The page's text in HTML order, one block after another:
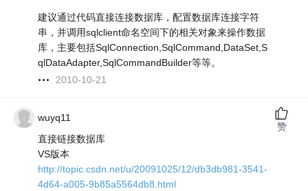
建议通过代码直接连接数据库，配置数据库连接字符
串，并调用sqlclient命名空间下的相关对象来操作数据
库，主要包括SqlConnection,SqlCommand,DataSet,S
qlDataAdapter,SqlCommandBuilder等等。
2010-10-21
wuyq11
直接链接数据库
VS版本
http://topic.csdn.net/u/20091025/12/db3db981-3541-
4d64-a005-9b85a5564db8.html
赞